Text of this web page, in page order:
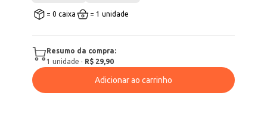
= 0 caixa = 1 unidade
Resumo da compra:
1 unidade · R$ 29,90
Adicionar ao carrinho